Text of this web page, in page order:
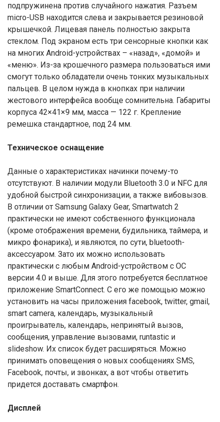
подпружинена против случайного нажатия. Разъем
micro-USB находится слева и закрывается резиновой
крышечкой. Лицевая панель полностью закрыта
стеклом. Под экраном есть три сенсорные кнопки как
на многих Android-устройствах – «назад», «домой» и
«меню». Из-за крошечного размера пользоваться ими
смогут только обладатели очень тонких музыкальных
пальцев. В целом нужда в кнопках при наличии
жестового интерфейса вообще сомнительна. Габариты
корпуса 42×41×9 мм, масса — 122 г. Крепление
ремешка стандартное, под 24 мм.
Техническое оснащение
Данные о характеристиках начинки почему-то
отсутствуют. В наличии модули Bluetooth 3.0 и NFC для
удобной быстрой синхронизации, а также вибовызов.
В отличии от Samsung Galaxy Gear, Smartwatch 2
практически не имеют собственного функционала
(кроме отображения времени, будильника, таймера, и
микро фонарика), и являются, по сути, bluetooth-
аксессуаром. Зато их можно использовать
практически с любым Android-устройством с ОС
версии 4.0 и выше. Для этого потребуется бесплатное
приложение SmartConnect. С его же помощью можно
установить на часы приложения facebook, twitter, gmail,
smart camera, календарь, музыкальный
проигрыватель, календарь, непринятый вызов,
сообщения, управление вызовами, runtastic и
slideshow. Их список будет расширяться. Можно
принимать оповещения о новых сообщениях SMS,
Facebook, почты, и звонках, а вот чтобы ответить
придется доставать смартфон.
Дисплей